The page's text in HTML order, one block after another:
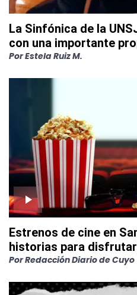
La Sinfónica de la
con una importante
PorEstela Ruiz M.
Estrenos de cine en
historias para
PorRedacción Diario de Cuyo